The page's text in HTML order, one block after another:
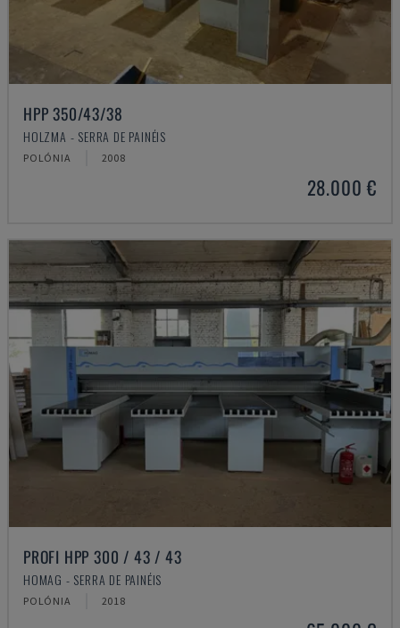
HPP 350/43/38
HOLZMA - SERRA DE PAINÉIS
POLÓNIA 2008
28.000 €
PROFI HPP 300 / 43 / 43
HOMAG - SERRA DE PAINÉIS
POLÓNIA 2018